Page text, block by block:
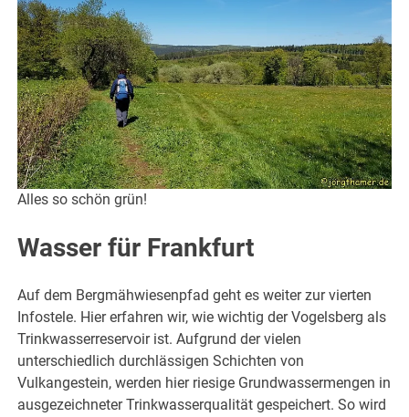
Alles so schön grün!
Wasser für Frankfurt
Auf dem Bergmähwiesenpfad geht es weiter zur vierten
Infostele. Hier erfahren wir, wie wichtig der Vogelsberg als
Trinkwasserreservoir ist. Aufgrund der vielen
unterschiedlich durchlässigen Schichten von
Vulkangestein, werden hier riesige Grundwassermengen in
ausgezeichneter Trinkwasserqualität gespeichert. So wird